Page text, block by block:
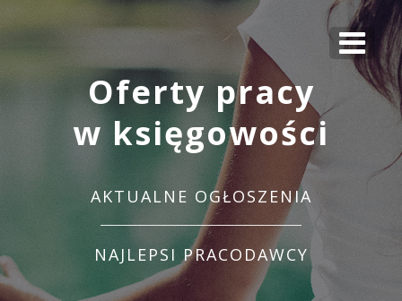
Oferty pracy
w księgowości
AKTUALNE OGŁOSZENIA
NAJLEPSI PRACODAWCY